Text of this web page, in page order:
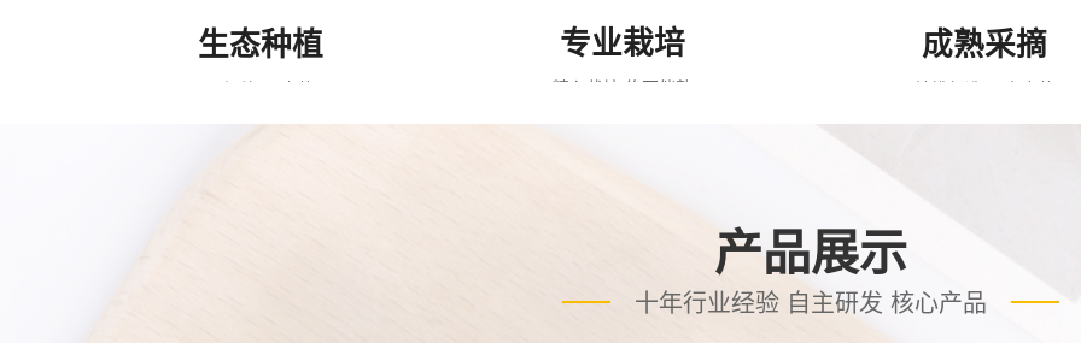
生态种植 专业栽培
精心栽培 绝不催熟
成熟采摘
产品展示
十年行业经验 自主研发 核心产品